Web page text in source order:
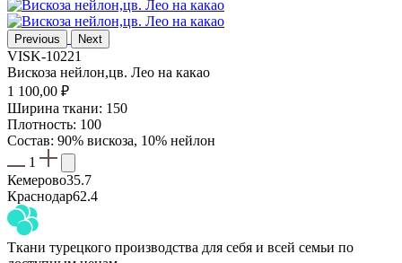
Previous Next
VISK-10221
Вискоза нейлон,цв. Лео на какао
1 100,00 ₽
Ширина ткани: 150
Плотность: 100
Состав: 90% вискоза, 10% нейлон
1
Кемерово35.7
Краснодар62.4
Ткани турецкого производства для себя и всей семьи по